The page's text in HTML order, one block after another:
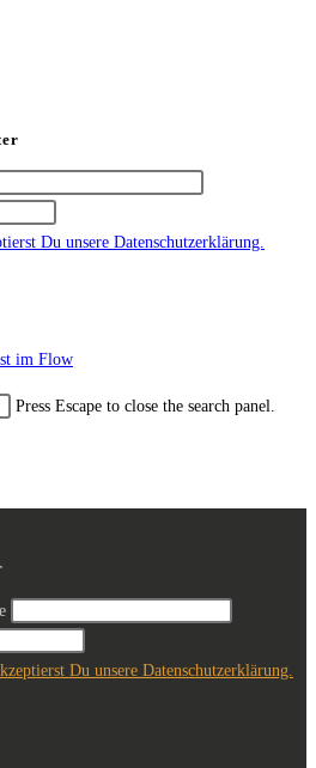
Du unsere Datenschutzerklärung.
im Flow
Press Escape to close the search panel.
Du unsere Datenschutzerklärung.